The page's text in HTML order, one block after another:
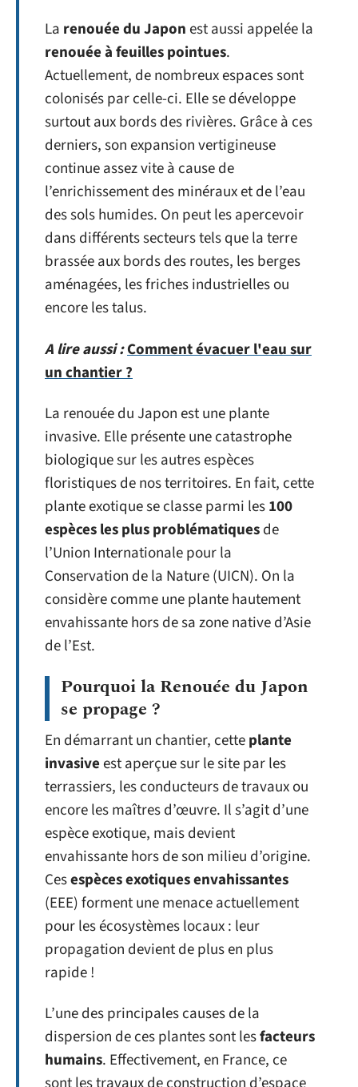
La renouée du Japonest aussi appelée la
renouée à feuilles pointues.
Actuellement, de nombreux espaces sont
colonisés par celle-ci. Elle se développe
surtout aux bords des rivières. Grâce à ces
derniers, son expansion vertigineuse
continue assez vite à cause de
l’enrichissement des minéraux et de l’eau
des sols humides. On peut les apercevoir
dans différents secteurs tels que la terre
brassée aux bords des routes, les berges
aménagées, les friches industrielles ou
encore les talus.
A lire aussi :Comment évacuer l'eau sur
un chantier ?
La renouée du Japon est une plante
invasive. Elle présente une catastrophe
biologique sur les autres espèces
floristiques de nos territoires. En fait, cette
plante exotique se classe parmi les100
espèces les plus problématiquesde
l’Union Internationale pour la
Conservation de la Nature (UICN). On la
considère comme une plante hautement
envahissante hors de sa zone native d’Asie
de l’Est.
Pourquoi la Renouée du Japon
se propage ?
En démarrant un chantier, cetteplante
invasiveest aperçue sur le site par les
terrassiers, les conducteurs de travaux ou
encore les maîtres d’œuvre. Il s’agit d’une
espèce exotique, mais devient
envahissante hors de son milieu d’origine.
Cesespèces exotiques envahissantes
(EEE) forment une menace actuellement
pour les écosystèmes locaux : leur
propagation devient de plus en plus
rapide !
L’une des principales causes de la
dispersion de ces plantes sont lesfacteurs
humains. Effectivement, en France, ce